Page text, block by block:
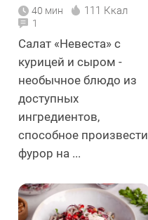
40 мин 111 Ккал
1
Салат «Невеста» с
курицей и сыром -
необычное блюдо из
доступных
ингредиентов,
способное произвести
фурор на ...